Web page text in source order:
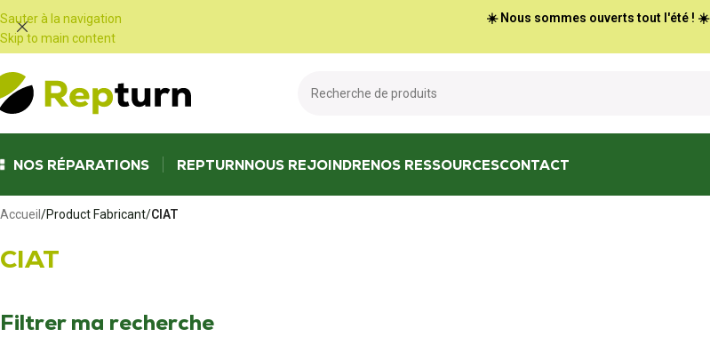
Sauter à la navigation
Skip to main content
☀️ Nous sommes ouverts tout l'été ! ☀️
NOS RÉPARATIONS REPTURNNOUS REJOINDRENOS RESSOURCESCONTACT
Accueil /Product Fabricant/CIAT
CIAT
Filtrer ma recherche